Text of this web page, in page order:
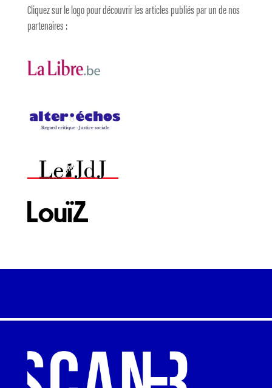
Cliquez sur le logo pour découvrir les articles publiés par un de nos
partenaires :